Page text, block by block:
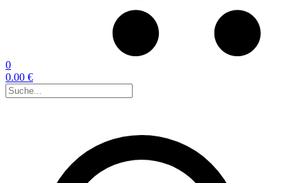
0
0.00 €